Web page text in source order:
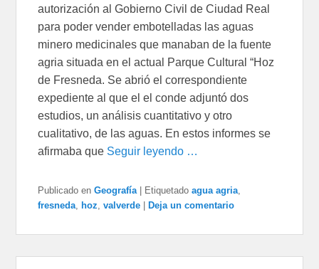
autorización al Gobierno Civil de Ciudad Real
para poder vender embotelladas las aguas
minero medicinales que manaban de la fuente
agria situada en el actual Parque Cultural “Hoz
de Fresneda. Se abrió el correspondiente
expediente al que el el conde adjuntó dos
estudios, un análisis cuantitativo y otro
cualitativo, de las aguas. En estos informes se
afirmaba que Seguir leyendo …
Publicado en Geografía Etiquetado agua agria
fresneda
hoz ,valverde Deja un comentario